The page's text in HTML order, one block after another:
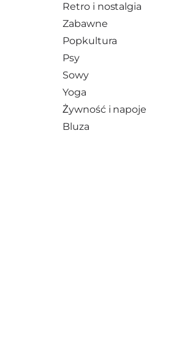
Retro i nostalgia
Zabawne
Popkultura
Psy
Sowy
Yoga
Żywność i napoje
Bluza